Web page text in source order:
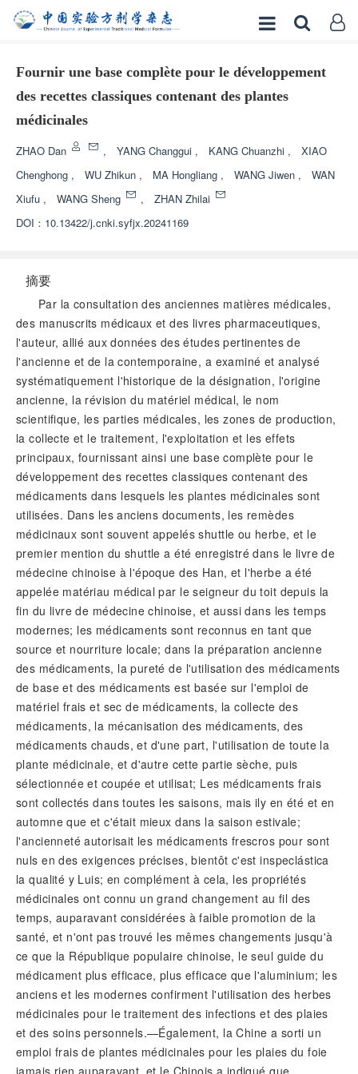
Fournir une base complète pour le développement
des recettes classiques contenant des plantes
médicinales
ZHAO Dan , YANG Changgui , KANG Chuanzhi ,
XIAO
Chenghong , WU Zhikun , MA Hongliang , WANG Jiwen ,
WAN
Xiufu , WANG Sheng ,
ZHAN Zhilai
DOI： 10.13422/j.cnki.syfjx.20241169
摘要
Par la consultation des anciennes matières médicales,
des manuscrits médicaux et des livres pharmaceutiques,
l'auteur, allié aux données des études pertinentes de
l'ancienne et de la contemporaine, a examiné et analysé
systématiquement l'historique de la désignation, l'origine
ancienne, la révision du matériel médical, le nom
scientifique, les parties médicales, les zones de production,
la collecte et le traitement, l'exploitation et les effets
principaux, fournissant ainsi une base complète pour le
développement des recettes classiques contenant des
médicaments dans lesquels les plantes médicinales sont
utilisées. Dans les anciens documents, les remèdes
médicinaux sont souvent appelés shuttle ou herbe, et le
premier mention du shuttle a été enregistré dans le livre de
médecine chinoise à l'époque des Han, et l'herbe a été
appelée matériau médical par le seigneur du toit depuis la
fin du livre de médecine chinoise, et aussi dans les temps
modernes; les médicaments sont reconnus en tant que
source et nourriture locale; dans la préparation ancienne
des médicaments, la pureté de l'utilisation des médicaments
de base et des médicaments est basée sur l'emploi de
matériel frais et sec de médicaments, la collecte des
médicaments, la mécanisation des médicaments, des
médicaments chauds, et d'une part, l'utilisation de toute la
plante médicinale, et d'autre cette partie sèche, puis
sélectionnée et coupée et utilisat; Les médicaments frais
sont collectés dans toutes les saisons, mais ily en été et en
automne que et c'était mieux dans la saison estivale;
l'ancienneté autorisait les médicaments frescros pour sont
nuls en des exigences précises, bientôt c'est inspeclástica
la qualité y Luis; en complément à cela, les propriétés
médicinales ont connu un grand changement au fil des
temps, auparavant considérées à faible promotion de la
santé, et n'ont pas trouvé les mêmes changements jusqu'à
ce que la République populaire chinoise, le seul guide du
médicament plus efficace, plus efficace que l'aluminium; les
anciens et les modernes confirment l'utilisation des herbes
médicinales pour le traitement des infections et des plaies
et des soins personnels.—Également, la Chine a sorti un
emploi frais de plantes médicinales pour les plaies du foie
jamais rien auparavant, et le Chinois a indiqué que